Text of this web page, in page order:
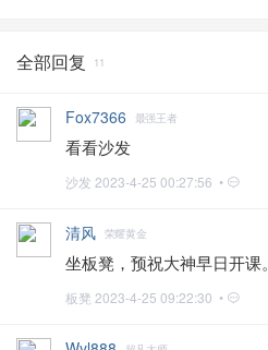
全部回复 11
Fox7366 最强王者
看看沙发
沙发 2023-4-25 00:27:56 •
清风 荣耀黄金
坐板凳，预祝大神早日开课。
板凳 2023-4-25 09:22:30 •